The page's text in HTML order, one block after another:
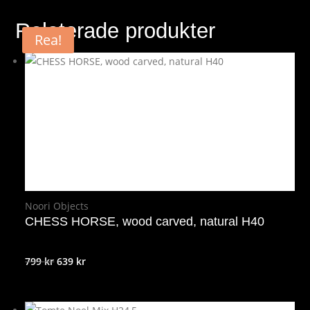
Relaterade produkter
Rea!
Noori Objects
CHESS HORSE, wood carved, natural H40
799krDet
639 krDet